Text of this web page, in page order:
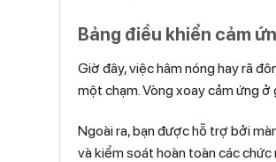
Bảng điều khiển cảm
Giờ đây, việc hâm nóng hay rã
một chạm. Vòng xoay cảm ứng
Ngoài ra, bạn được hỗ trợ bởi
và kiểm soát hoàn toàn các chức